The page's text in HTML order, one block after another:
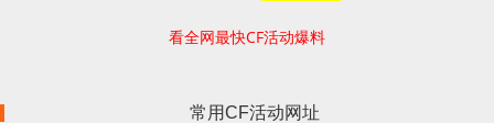
看全网最快CF活动爆料
常用CF活动网址